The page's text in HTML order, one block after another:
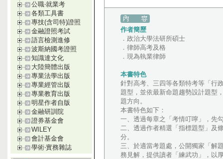
公職‧就業考
各類工具書
專技(含司特)證照
金融證照考試
語言檢測進修
波斯納國考證照
知識達文化
大陸簡體出版
專業法學出版
專業經管出版
專業教育出版
明星作者自版
金融研訓院
證券基金會
WILEY
會計基金會
學術‧實務雜誌
作者簡歷
．政治大學法研所碩士
．律師高考及格
．現為執業律師
本書特色
針對高考、三四等各類特考等「行
題型，並依最新命題趨勢設計題型
題方向。
本書特色如下：
一、透過每章之「考情叮嚀」，先
二、透過作者精選「指標題型」及
分。
三、於適當考題處，公開獨家「解
務見解，提供讀者「練武功」，以